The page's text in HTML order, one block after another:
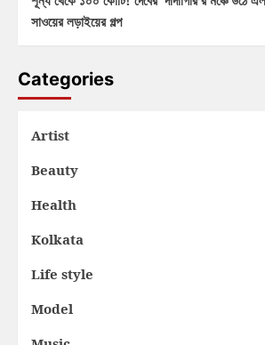
সাওয়ের লড়াইয়ের গল্প
Categories
Artist
Beauty
Health
Kolkata
Life style
Model